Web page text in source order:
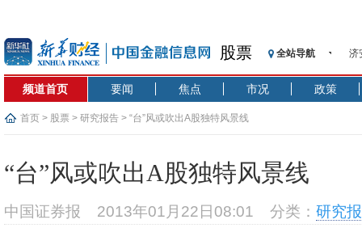
股票 全站导航
济
【
基
频道首页 要闻 焦点 市况 政策
首页 > 股票 > 研究报告 > “台”风或吹出A股独特风景线
“台”风或吹出A股独特风景线
中国证券报 2013年01月22日08:01 分类： 研究